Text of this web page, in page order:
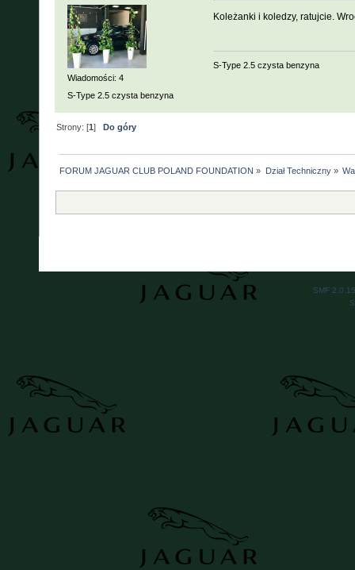
Wiadomości: 4
S-Type 2.5 czysta benzyna
Koleżanki i koledzy, ratujcie.
S-Type 2.5 czysta benzyna
Strony: [1]Do góry
FORUM JAGUAR CLUB POLAND FOUNDATION » Dział Techniczny»
SMF 2.0.15